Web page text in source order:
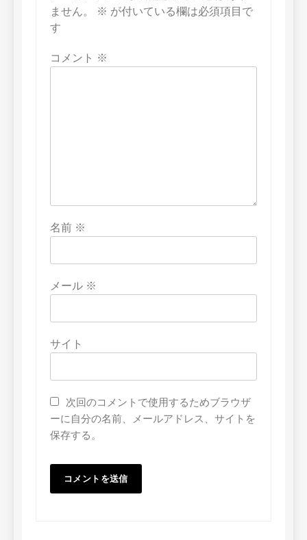
ません。
※ が付いている欄は必須項目で
す
コメント ※
名前 ※
メール ※
サイト
次回のコメントで使用するためブラウザ
ーに自分の名前、メールアドレス、サイトを
保存する。